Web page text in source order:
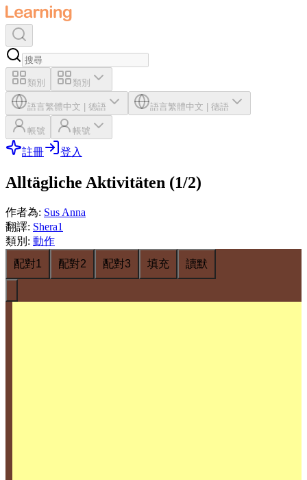
類別 類別
語言繁體中文 德語 語言繁體中文 德語
帳號 帳號
註冊 登入
Alltägliche Aktivitäten (1/2)
作者為: Sus Anna
翻譯: Shera1
類別 : 動作
配對1
配對2 配對3 填充 讀默